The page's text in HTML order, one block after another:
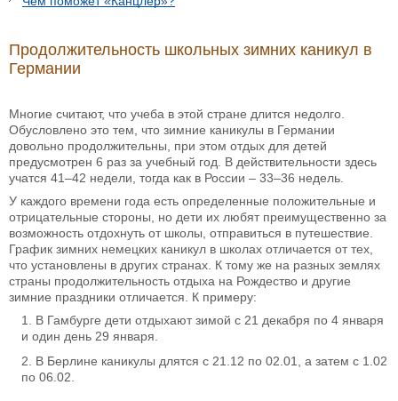
Продолжительность школьных зимних каникул в
Германии
Многие считают, что учеба в этой стране длится недолго.
Обусловлено это тем, что зимние каникулы в Германии
довольно продолжительны, при этом отдых для детей
предусмотрен 6 раз за учебный год. В действительности здесь
учатся 41–42 недели, тогда как в России – 33–36 недель.
У каждого времени года есть определенные положительные и
отрицательные стороны, но дети их любят преимущественно за
возможность отдохнуть от школы, отправиться в путешествие.
График зимних немецких каникул в школах отличается от тех,
что установлены в других странах. К тому же на разных землях
страны продолжительность отдыха на Рождество и другие
зимние праздники отличается. К примеру:
В Гамбурге дети отдыхают зимой с 21 декабря по 4 января
и один день 29 января.
В Берлине каникулы длятся с 21.12 по 02.01, а затем с 1.02
по 06.02.